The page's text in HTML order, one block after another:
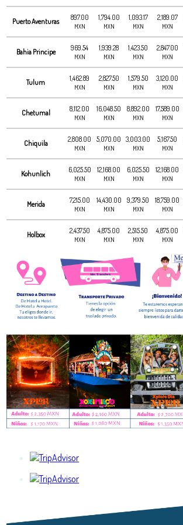
Puerto Aventuras 897.00
MXN
1,794.00
MXN
1,093.17
MXN
2,189.07
MXN
Bahia Principe 969.54
MXN
1,939.28
MXN
1,423.50
MXN
2,847.00
MXN
Tulum 1,462.89
MXN
2,827.50
MXN
1,579.50
MXN
3,120.00
MXN
Chetumal 8,112.00
MXN
16,048.50
MXN
8,892.00
MXN
17,589.00
MXN
Chiquila 2,808.00
MXN
5,070.00
MXN
3,003.00
MXN
5,167.50
MXN
Kohunlich 6,025.50
MXN
12,168.00
MXN
6,025.50
MXN
12,168.00
MXN
Merida 7,215.00
MXN
14,430.00
MXN
9,379.50
MXN
18,759.00
MXN
Holbox 2,437.50
MXN
4,875.00
MXN
2,515.50
MXN
4,875.00
MXN